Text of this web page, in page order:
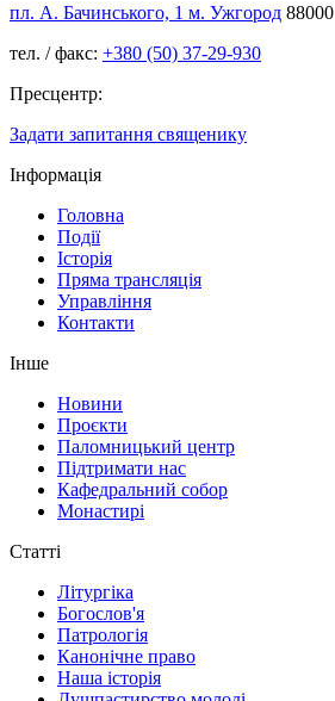
пл. А. Бачинського, 1 м. Ужгород 88000
тел. / факс: +380 (50) 37-29-930
Пресцентр:
Задати запитання священику
Інформація
Головна
Події
Історія
Пряма трансляція
Управління
Контакти
Інше
Новини
Проєкти
Паломницький центр
Підтримати нас
Кафедральний собор
Монастирі
Статті
Літургіка
Богослов'я
Патрологія
Канонічне право
Наша історія